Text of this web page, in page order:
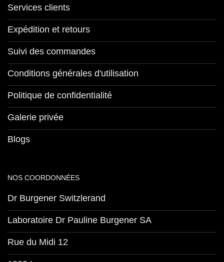
Services clients
Expédition et retours
Suivi des commandes
Conditions générales d'utilisation
Politique de confidentialité
Galerie privée
Blogs
NOS COORDONNÉES
Dr Burgener Switzlerand
Laboratoire Dr Pauline Burgener SA
Rue du Midi 12